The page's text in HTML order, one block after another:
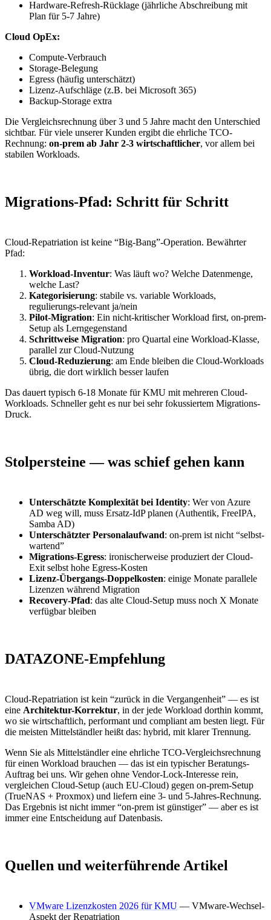
Hardware-Refresh-Rücklage (jährliche Abschreibung mit
Plan für 5-7 Jahre)
Cloud OpEx:
Compute-Verbrauch
Storage-Belegung
Egress (häufig unterschätzt)
Lizenz-Aufschläge (z.B. bei Microsoft 365)
Backup-Storage extra
Die Vergleichsrechnung über 3 und 5 Jahre macht den Unterschied
sichtbar. Für viele unserer Kunden ergibt die ehrliche TCO-
Rechnung: on-prem ab Jahr 2-3 wirtschaftlicher, vor allem bei
stabilen Workloads.
Migrations-Pfad: Schritt für Schritt
Cloud-Repatriation ist keine “Big-Bang”-Operation. Bewährter
Pfad:
Workload-Inventur: Was läuft wo? Welche Datenmenge,
welche Last?
Kategorisierung: stabile vs. variable Workloads,
regulierungs-relevant ja/nein
Pilot-Migration: Ein nicht-kritischer Workload first, on-prem-
Setup als Lerngegenstand
Schrittweise Migration: pro Quartal eine Workload-Klasse,
parallel zur Cloud-Nutzung
Cloud-Reduzierung: am Ende bleiben die Cloud-Workloads
übrig, die dort wirklich besser laufen
Das dauert typisch 6-18 Monate für KMU mit mehreren Cloud-
Workloads. Schneller geht es nur bei sehr fokussiertem Migrations-
Druck.
Stolpersteine — was schief gehen kann
Unterschätzte Komplexität bei Identity: Wer von Azure
AD weg will, muss Ersatz-IdP planen (Authentik, FreeIPA,
Samba AD)
Unterschätzter Personalaufwand: on-prem ist nicht “selbst-
wartend”
Migrations-Egress: ironischerweise produziert der Cloud-
Exit selbst hohe Egress-Kosten
Lizenz-Übergangs-Doppelkosten: einige Monate parallele
Lizenzen während Migration
Recovery-Pfad: das alte Cloud-Setup muss noch X Monate
verfügbar bleiben
DATAZONE-Empfehlung
Cloud-Repatriation ist kein “zurück in die Vergangenheit” — es ist
eine Architektur-Korrektur, in der jede Workload dorthin kommt,
wo sie wirtschaftlich, performant und compliant am besten liegt. Für
die meisten Mittelständler heißt das: hybrid, mit klarer Trennung.
Wenn Sie als Mittelständler eine ehrliche TCO-Vergleichsrechnung
für einen Workload brauchen — das ist ein typischer Beratungs-
Auftrag bei uns. Wir gehen ohne Vendor-Lock-Interesse rein,
vergleichen Cloud-Setup (auch EU-Cloud) gegen on-prem-Setup
(TrueNAS + Proxmox) und liefern eine 3- und 5-Jahres-Rechnung.
Das Ergebnis ist nicht immer “on-prem ist günstiger” — aber es ist
immer eine Entscheidung auf Datenbasis.
Quellen und weiterführende Artikel
VMware Lizenzkosten 2026 für KMU — VMware-Wechsel-
Aspekt der Repatriation